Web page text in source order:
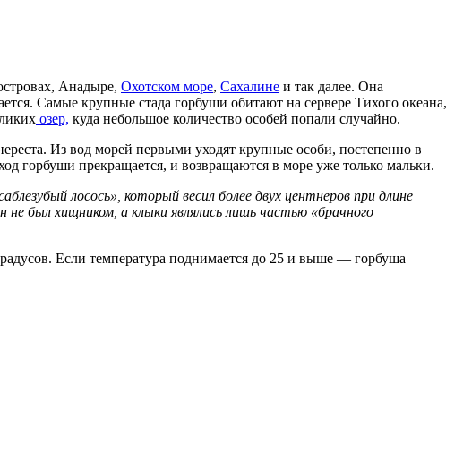
Анадыре, Охотском море, Сахалине и так далее. Она
Самые крупные стада горбуши обитают на сервере Тихого океана,
озер, куда небольшое количество особей попали случайно.
Из вод морей первыми уходят крупные особи, постепенно в
горбуши прекращается, и возвращаются в море уже только мальки.
лосось», который весил более двух центнеров при длине
был хищником, а клыки являлись лишь частью «брачного
Если температура поднимается до 25 и выше — горбуша